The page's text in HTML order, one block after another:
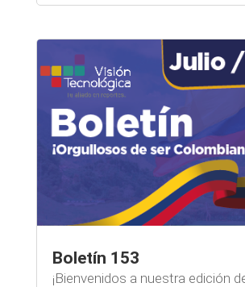
Boletín 153
¡Bienvenidos a nuestra edición